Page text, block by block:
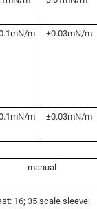
m ±0.03mN/m
m ±0.03mN/m
manual
16; 35 scale sleeve: